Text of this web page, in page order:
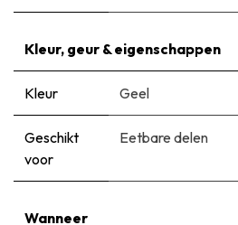
Kleur, geur & eigenschappen
Kleur Geel
Geschikt
voor
Eetbare delen
Wanneer